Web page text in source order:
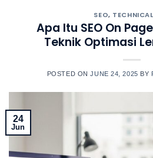
SEO,
Apa Itu SEO On
Teknik Optimasi
POSTED ONJUNE 24, 2025 BY
24
Jun